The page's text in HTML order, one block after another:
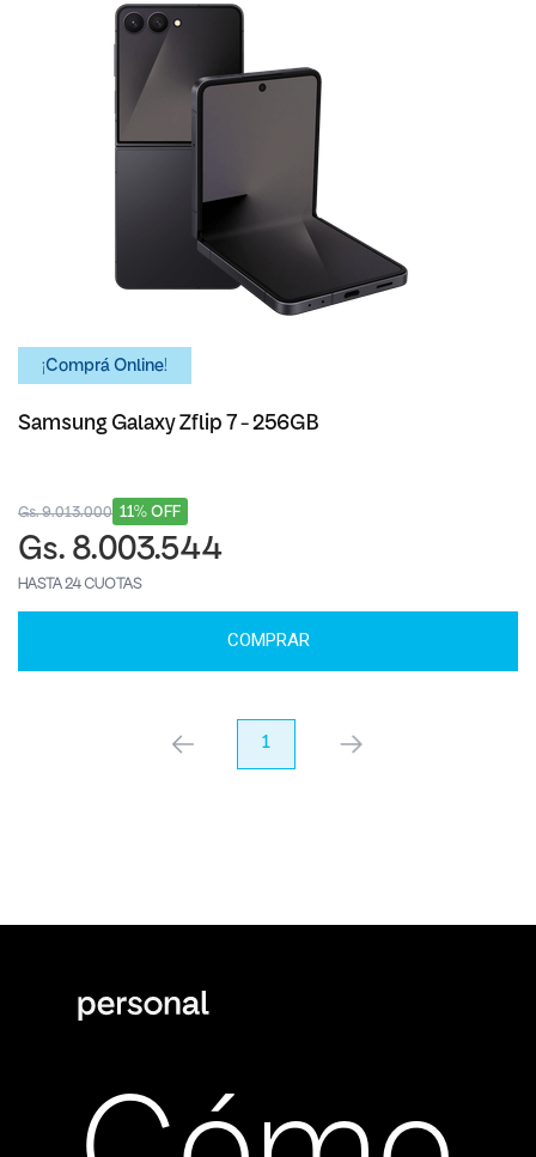
¡Comprá Online!
Samsung Galaxy Zflip 7 - 256GB
11% OFF
Gs. 9.013.000
Gs. 8.003.544
HASTA 24 CUOTAS
COMPRAR
anterior 1 próximo